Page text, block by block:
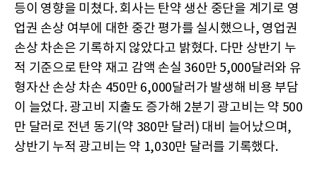
등이 영향을 미쳤다. 회사는 탄약 생산 중단을 계기로 영
업권 손상 여부에 대한 중간 평가를 실시했으나, 영업권
손상 차손은 기록하지 않았다고 밝혔다. 다만 상반기 누
적 기준으로 탄약 재고 감액 손실 360만 5,000달러와 유
형자산 손상 차손 450만 6,000달러가 발생해 비용 부담
이 늘었다. 광고비 지출도 증가해 2분기 광고비는 약 500
만 달러로 전년 동기(약 380만 달러) 대비 늘어났으며,
상반기 누적 광고비는 약 1,030만 달러를 기록했다.